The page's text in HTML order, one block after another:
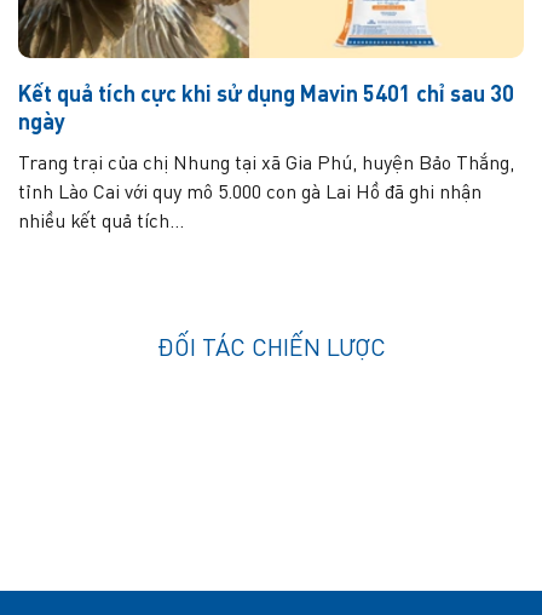
Kết quả tích cực khi sử dụng Mavin 5401 chỉ sau 30
ngày
Trang trại của chị Nhung tại xã Gia Phú, huyện Bảo Thắng,
tỉnh Lào Cai với quy mô 5.000 con gà Lai Hồ đã ghi nhận
nhiều kết quả tích...
ĐỐI TÁC CHIẾN LƯỢC